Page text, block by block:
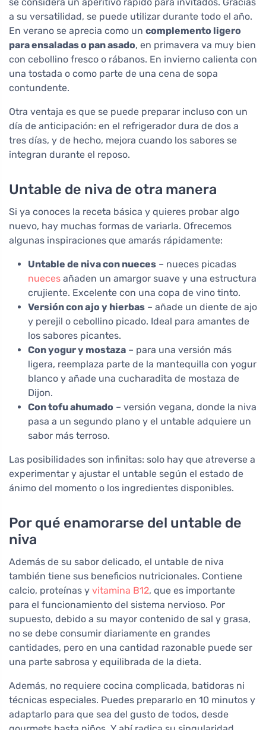
a su versatilidad, se puede utilizar durante todo el año.
En verano se aprecia como un complemento ligero
para ensaladas o pan asado, en primavera va muy bien
con cebollino fresco o rábanos. En invierno calienta con
una tostada o como parte de una cena de sopa
contundente.
Otra ventaja es que se puede preparar incluso con un
día de anticipación: en el refrigerador dura de dos a
tres días, y de hecho, mejora cuando los sabores se
integran durante el reposo.
Untable de niva de otra manera
Si ya conoces la receta básica y quieres probar algo
nuevo, hay muchas formas de variarla. Ofrecemos
algunas inspiraciones que amarás rápidamente:
Untable de niva con nueces – nueces picadas
nueces añaden un amargor suave y una estructura
crujiente. Excelente con una copa de vino tinto.
Versión con ajo y hierbas – añade un diente de ajo
y perejil o cebollino picado. Ideal para amantes de
los sabores picantes.
Con yogur y mostaza – para una versión más
ligera, reemplaza parte de la mantequilla con yogur
blanco y añade una cucharadita de mostaza de
Dijon.
Con tofu ahumado – versión vegana, donde la niva
pasa a un segundo plano y el untable adquiere un
sabor más terroso.
Las posibilidades son infinitas: solo hay que atreverse a
experimentar y ajustar el untable según el estado de
ánimo del momento o los ingredientes disponibles.
Por qué enamorarse del untable de
niva
Además de su sabor delicado, el untable de niva
también tiene sus beneficios nutricionales. Contiene
calcio, proteínas y vitamina B12, que es importante
para el funcionamiento del sistema nervioso. Por
supuesto, debido a su mayor contenido de sal y grasa,
no se debe consumir diariamente en grandes
cantidades, pero en una cantidad razonable puede ser
una parte sabrosa y equilibrada de la dieta.
Además, no requiere cocina complicada, batidoras ni
técnicas especiales. Puedes prepararlo en 10 minutos y
adaptarlo para que sea del gusto de todos, desde